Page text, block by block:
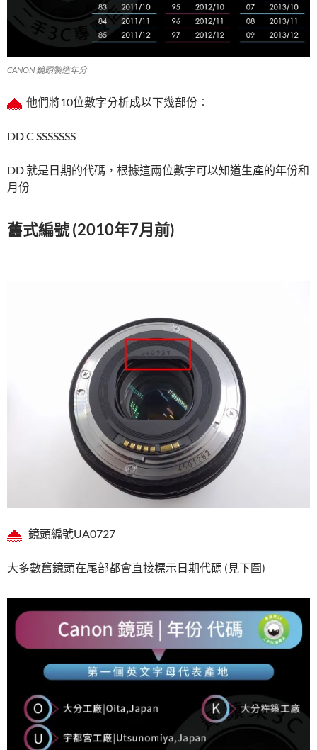
CANON 鏡頭製造年分
他們將10位數字分析成以下幾部份︰
DD C SSSSSSS
DD 就是日期的代碼，根據這兩位數字可以知道生產的年份和
月份
舊式編號 (2010年7月前)
鏡頭編號UA0727
大多數舊鏡頭在尾部都會直接標示日期代碼 (見下圖)